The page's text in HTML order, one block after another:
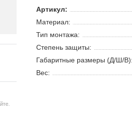
Артикул:
Материал:
Тип монтажа:
Степень защиты:
Габаритные размеры (Д/Ш/В):
Вес: